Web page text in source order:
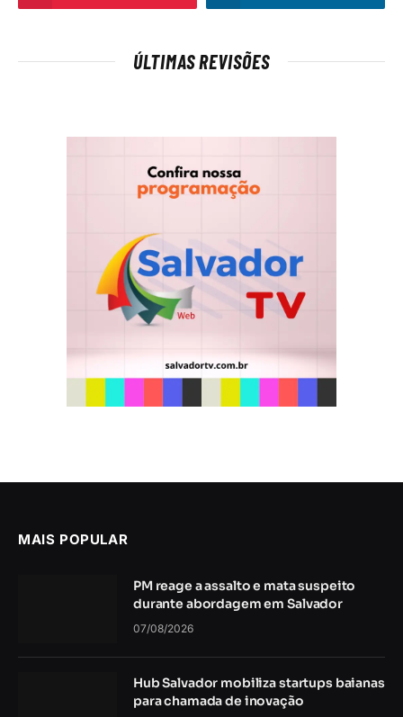
ÚLTIMAS REVISÕES
MAIS POPULAR
PM reage a assalto e mata suspeito
durante abordagem em Salvador
07/08/2026
Hub Salvador mobiliza startups baianas
para chamada de inovação